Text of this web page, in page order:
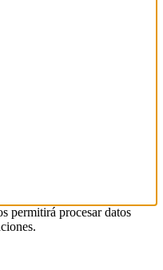
permitirá procesar datos